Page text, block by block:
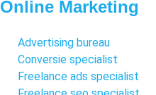
Online Marketing
Advertising bureau
Conversie specialist
Freelance ads specialist